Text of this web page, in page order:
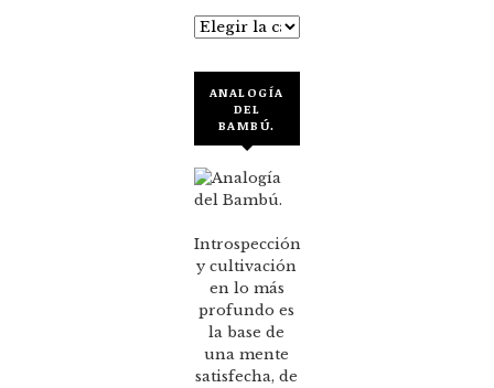
Categorías
ANALOGÍA
DEL
BAMBÚ.
Introspección
y cultivación
en lo más
profundo es
la base de
una mente
satisfecha, de